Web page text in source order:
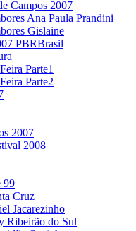
Campos 2007
Ana Paula Prandini
Gislaine
PBRBrasil
Parte1
Parte2
2007
2008
99
Cruz
Jacarezinho
Ribeirão do Sul